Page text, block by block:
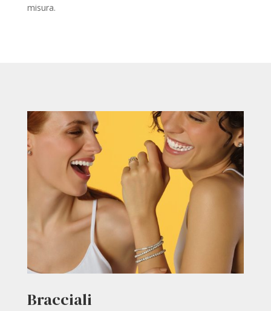
misura.
Bracciali